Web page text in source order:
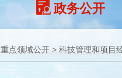
政务公开
重点领域公开 > 科技管理和项目